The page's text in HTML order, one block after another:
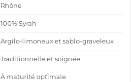
Rhône
100% Syrah
Argilo-limoneux et sablo-graveleux
Traditionnelle et soignée
À maturité optimale